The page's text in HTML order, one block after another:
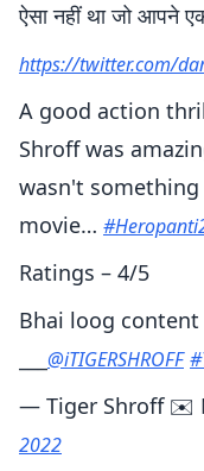
ऐसा नहीं था जो आपने
https://twitter.com/
A good action
Shroff was
wasn't something
movie…
Ratings – 4/5
Bhai loog
@iTIGERSHROFF
— Tiger Shroff ✉️
2022